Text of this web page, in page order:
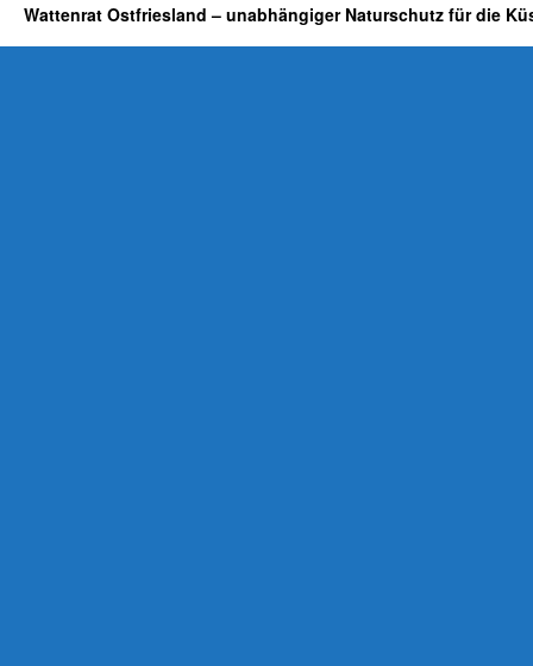
Wattenrat Ostfriesland – unabhängiger Naturschutz für die